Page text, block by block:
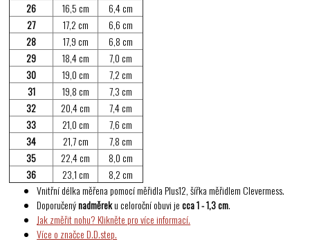
26
16,5 cm
6,4 cm
27
17,2 cm
6,6 cm
28
17,9 cm
6,8 cm
29
18,4 cm
7,0 cm
30
19,0 cm
7,2 cm
31
19,8 cm
7,3 cm
32
20,4 cm
7,4 cm
33
21,0 cm
7,6 cm
34
21,7 cm
7,8 cm
35
22,4 cm
8,0 cm
36
23,1 cm
8,2 cm
Vnitřní délka měřena pomocí měřidla Plus12, šířka měřidlem Clevermess.
Doporučenýnadměreku celoroční obuvi jecca 1 - 1,3 cm.
Jak změřit nohu? Klikněte pro více informací.
Více o značce D.D.step.